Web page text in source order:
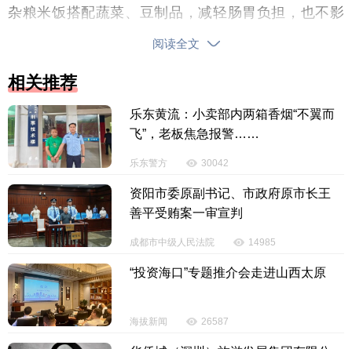
杂粮米饭搭配蔬菜、豆制品，减轻肠胃负担，也不影
响夜间休息。注意全程尽量避免摄入不经常吃的食物
说。
高考期间，李超建议，饮食应与考试前一致，保
持日常饮食习惯，不要突然改变食谱。早餐一定要吃
好，优选好消化、升糖平稳的食物，切忌空腹考试，
也忌吃太撑；午餐要注重荤素搭配，补足体力，为下
午考试蓄力；晚餐以清淡易消化为主，七分饱为宜。
需要注意的是考生在睡前两小时尽量不要进食。
如果考生因紧张吃不下饭，此时可以在考试间隙少量
加餐，优先选择奶类、原味坚果、新鲜水果、小面包
等温和易消化的食物。“总而言之，平常怎么吃，高考
前后就怎么吃，保持饮食习惯‘不变’就是最好的稳
阅读全文
相关推荐
乐东黄流：小卖部内两箱香烟“不翼而
飞”，老板焦急报警……
乐东警方 30042
资阳市委原副书记、市政府原市长王
善平受贿案一审宣判
成都市中级人民法院 14985
“投资海口”专题推介会走进山西太原
海拔新闻 26587